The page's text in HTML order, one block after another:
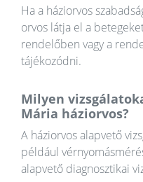
Ha a háziorvos
orvos látja el a
rendelőben vagy a
tájékozódni.
Milyen
Mária háziorvos?
A háziorvos alapvető
például
alapvető diagnosztikai